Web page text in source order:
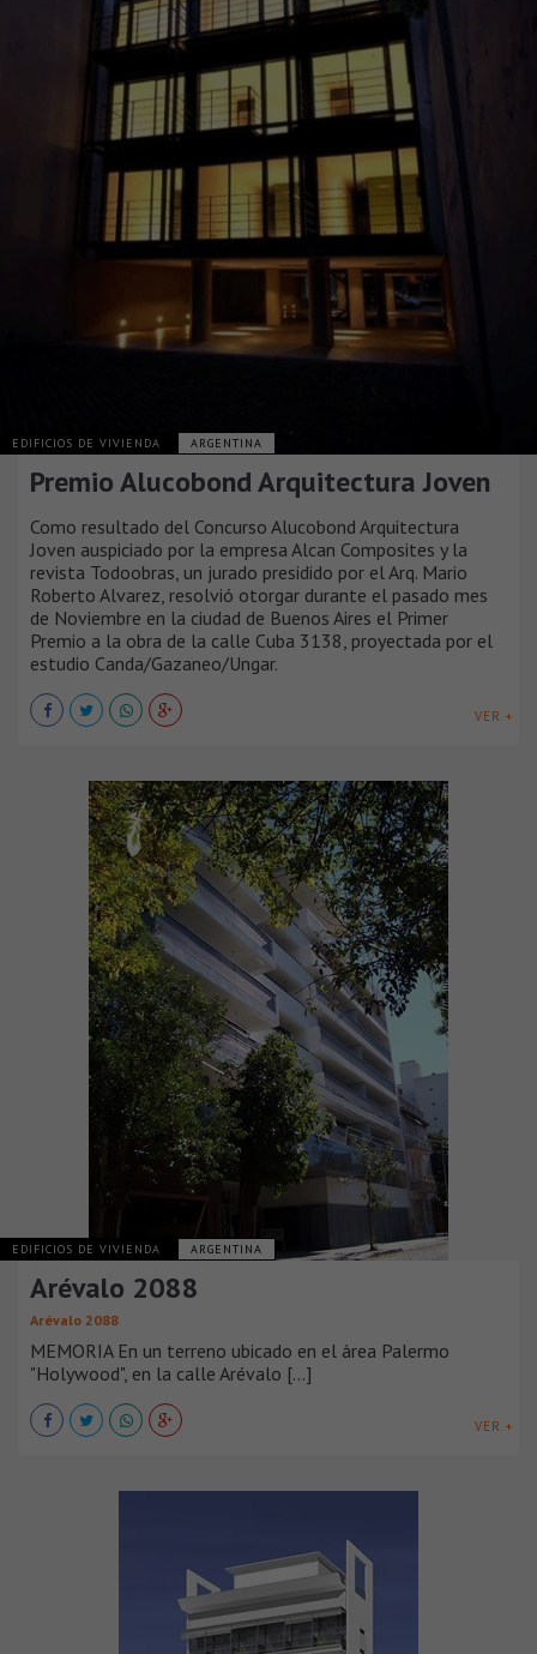
EDIFICIOS DE VIVIENDA ARGENTINA
Premio Alucobond Arquitectura Joven
Como resultado del Concurso Alucobond Arquitectura
Joven auspiciado por la empresa Alcan Composites y la
revista Todoobras, un jurado presidido por el Arq. Mario
Roberto Alvarez, resolvió otorgar durante el pasado mes
de Noviembre en la ciudad de Buenos Aires el Primer
Premio a la obra de la calle Cuba 3138, proyectada por el
estudio Canda/Gazaneo/Ungar.
VER +
EDIFICIOS DE VIVIENDA ARGENTINA
Arévalo 2088
Arévalo 2088
MEMORIA En un terreno ubicado en el área Palermo
"Holywood", en la calle Arévalo [...]
VER +